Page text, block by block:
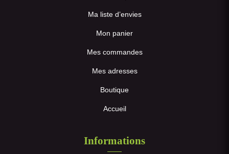
Ma liste d’envies
Mon panier
Mes commandes
Mes adresses
Boutique
Accueil
Informations